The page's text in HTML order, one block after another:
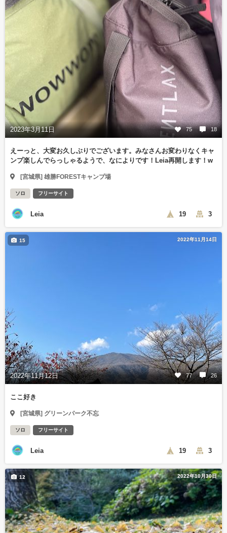
2023年3月11日 75 18
えーっと、大変お久しぶりでございます。みなさんお変わりなくキャ
ンプ楽しんでらっしゃるようで、なによりです！Leia再開します！w
[宮城県] 雄勝FORESTキャンプ場
ソロ フリーサイト
Leia 19 3
2022年11月14日
2022年11月12日 77 26
15
ここ好き
[宮城県] グリーンパーク不忘
ソロ フリーサイト
Leia 19 3
2022年10月30日
12